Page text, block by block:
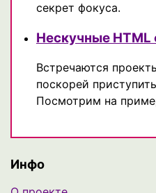
секрет фокуса.
Нескучные
Встречаются
поскорей
Посмотрим на
Инфо